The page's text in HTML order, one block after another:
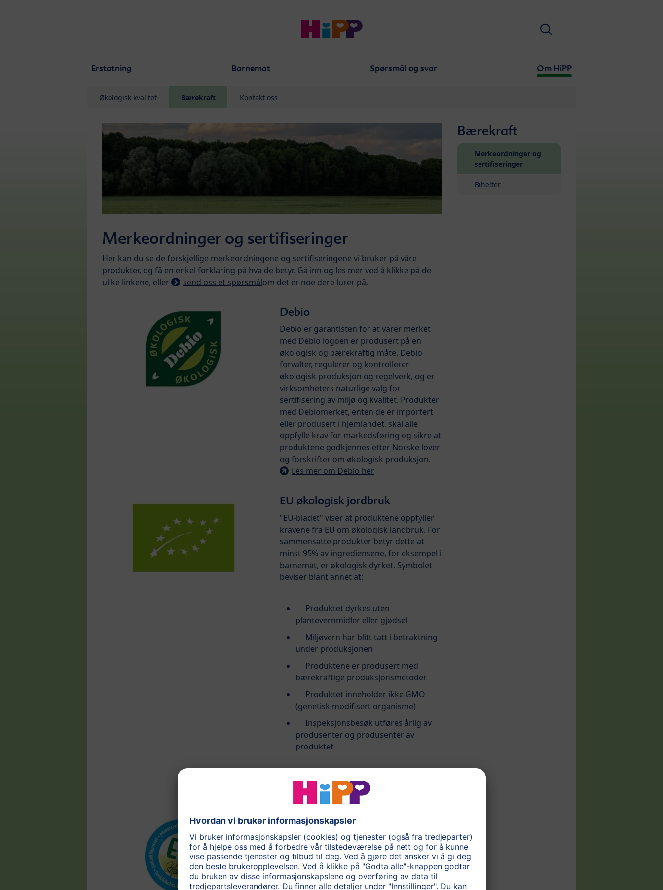
Erstatning Barnemat Spørsmål og svar Om HiPP
Søk
Økologisk kvalitet Bærekraft Kontakt oss
Merkeordninger og sertifiseringer
Her kan du se de forskjellige merkeordningene og sertifiseringene vi bruker på våre
produkter, og få en enkel forklaring på hva de betyr. Gå inn og les mer ved å klikke på de
ulike linkene, eller
send oss et spørsmålom det er noe dere lurer på.
Debio
Debio er garantisten for at varer merket
med Debio logoen er produsert på en
økologisk og bærekraftig måte. Debio
forvalter, regulerer og kontrollerer
økologisk produksjon og regelverk, og er
virksomheters naturlige valg for
sertifisering av miljø og kvalitet. Produkter
med Debiomerket, enten de er importert
eller produsert i hjemlandet, skal alle
oppfylle krav for markedsføring og sikre at
produktene godkjennes etter Norske lover
og forskrifter om økologisk produksjon.
Les mer om Debio her
EU økologisk jordbruk
"EU-bladet" viser at produktene oppfyller
kravene fra EU om økologisk landbruk. For
sammensatte produkter betyr dette at
minst 95% av ingrediensene, for eksempel i
barnemat, er økologisk dyrket. Symbolet
beviser blant annet at:
Produktet dyrkes uten
plantevernmidler eller gjødsel
Miljøvern har blitt tatt i betraktning
under produksjonen
Produktene er produsert med
bærekraftige produksjonsmetoder
Produktet inneholder ikke GMO
(genetisk modifisert organisme)
Inspeksjonsbesøk utføres årlig av
produsenter og produsenter av
produktet
Les mer omstandarden for EU
økologisk landbruk og merking
HiPPs økologiske kvalitet
Ingredienser som skal brukes i HiPP sin
barnemat, testes for ca. 1200 ulovlige eller
uønskede stoffer, og prosessen består av
260 forskjellige tester, fra den dyrkede
marken til det ferdigproduserte
Bærekraft
Merkeordninger og
sertifiseringer(current)
Bihelter